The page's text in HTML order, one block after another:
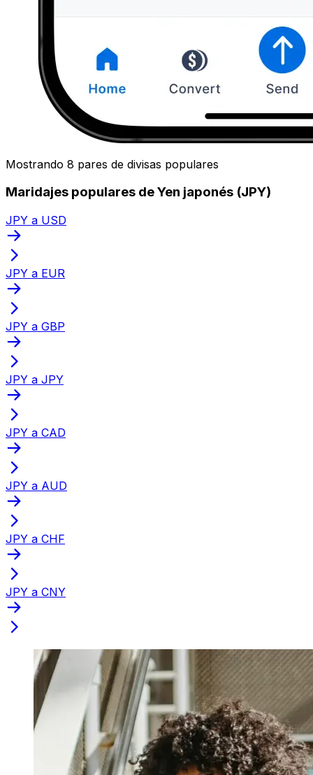
Mostrando 8 pares de divisas populares
Maridajes populares de Yen japonés (JPY)
JPY a USD
JPY a EUR
JPY a GBP
JPY a JPY
JPY a CAD
JPY a AUD
JPY a CHF
JPY a CNY